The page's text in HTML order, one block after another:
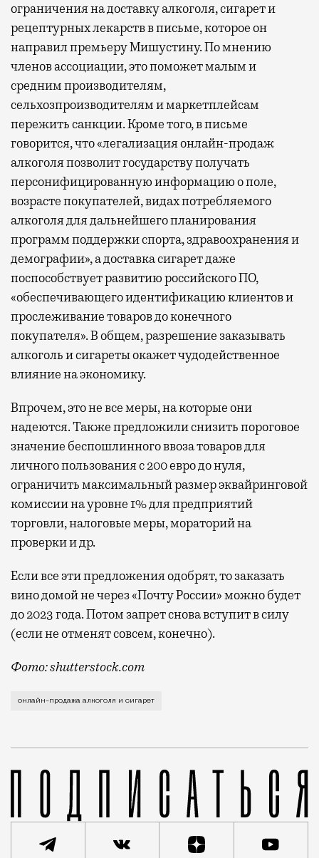
ограничения на доставку алкоголя, сигарет и
рецептурных лекарств в письме, которое он
направил премьеру Мишустину. По мнению
членов ассоциации, это поможет малым и
средним производителям,
сельхозпроизводителям и маркетплейсам
пережить санкции. Кроме того, в письме
говорится, что «легализация онлайн-продаж
алкоголя позволит государству получать
персонифицированную информацию о поле,
возрасте покупателей, видах потребляемого
алкоголя для дальнейшего планирования
программ поддержки спорта, здравоохранения и
демографии», а доставка сигарет даже
поспособствует развитию российского ПО,
«обеспечивающего идентификацию клиентов и
прослеживание товаров до конечного
покупателя». В общем, разрешение заказывать
алкоголь и сигареты окажет чудодейственное
влияние на экономику.
Впрочем, это не все меры, на которые они
надеются. Также предложили снизить пороговое
значение беспошлинного ввоза товаров для
личного пользования с 200 евро до нуля,
ограничить максимальный размер эквайринговой
комиссии на уровне 1% для предприятий
торговли, налоговые меры, мораторий на
проверки и др.
Если все эти предложения одобрят, то заказать
вино домой не через «Почту России» можно будет
до 2023 года. Потом запрет снова вступит в силу
(если не отменят совсем, конечно).
Фото: shutterstock.com
Главный их аргумент — противодействие
онлайн-продажа алкоголя и сигарет